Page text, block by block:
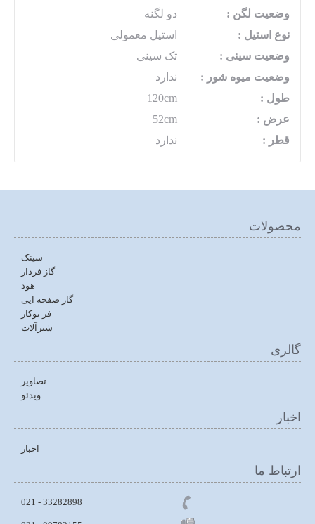
وضعیت لگن :
دو لگنه
نوع استیل :
استیل معمولی
وضعیت سینی :
تک سینی
وضعیت میوه شور :
ندارد
طول :
120cm
عرض :
52cm
قطر :
ندارد
محصولات
سینک
گاز فردار
هود
گاز صفحه ایی
فر توکار
شیرآلات
گالری
تصاویر
ویدئو
اخبار
اخبار
ارتباط ما
33282898 - 021